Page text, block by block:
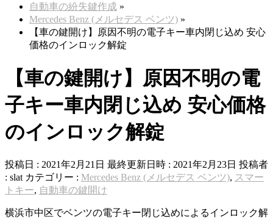
自動車の紛失鍵作成 »
Mercedes Benz (メルセデス ベンツ) »
【車の鍵開け】原因不明の電子キー車内閉じ込め 安心
価格のインロック解錠
【車の鍵開け】原因不明の電
子キー車内閉じ込め 安心価格
のインロック解錠
投稿日 : 2021年2月21日 最終更新日時 : 2021年2月23日 投稿者
: slat カテゴリー : Mercedes Benz (メルセデス ベンツ), スマー
トキー, 自動車の鍵開け
横浜市中区でベンツの電子キー閉じ込めによるインロック解